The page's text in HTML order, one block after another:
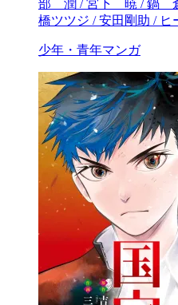
少年・青年マンガ